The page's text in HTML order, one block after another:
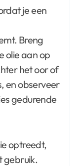
je een
Breng
olie aan op
het oor of
en observeer
gedurende
optreedt,
gebruik.